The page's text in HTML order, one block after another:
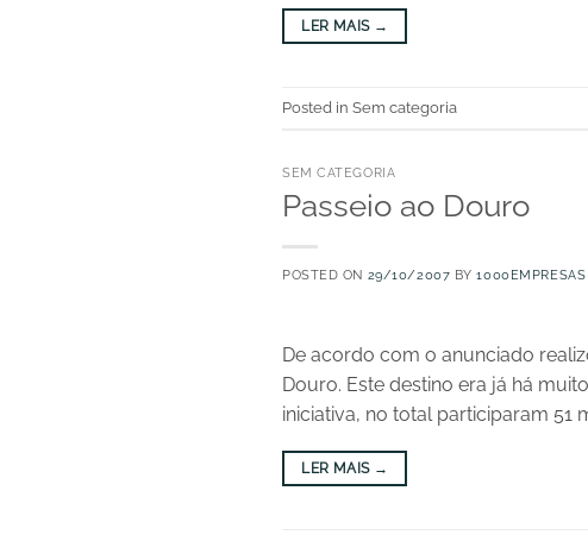
LER MAIS →
Posted in Sem categoria
SEM CATEGORIA
Passeio ao Douro
POSTED ON 29/10/2007 BY1000EMPRESAS
De acordo com o anunciado
Douro. Este destino era já há
iniciativa, no total participaram 51
LER MAIS →